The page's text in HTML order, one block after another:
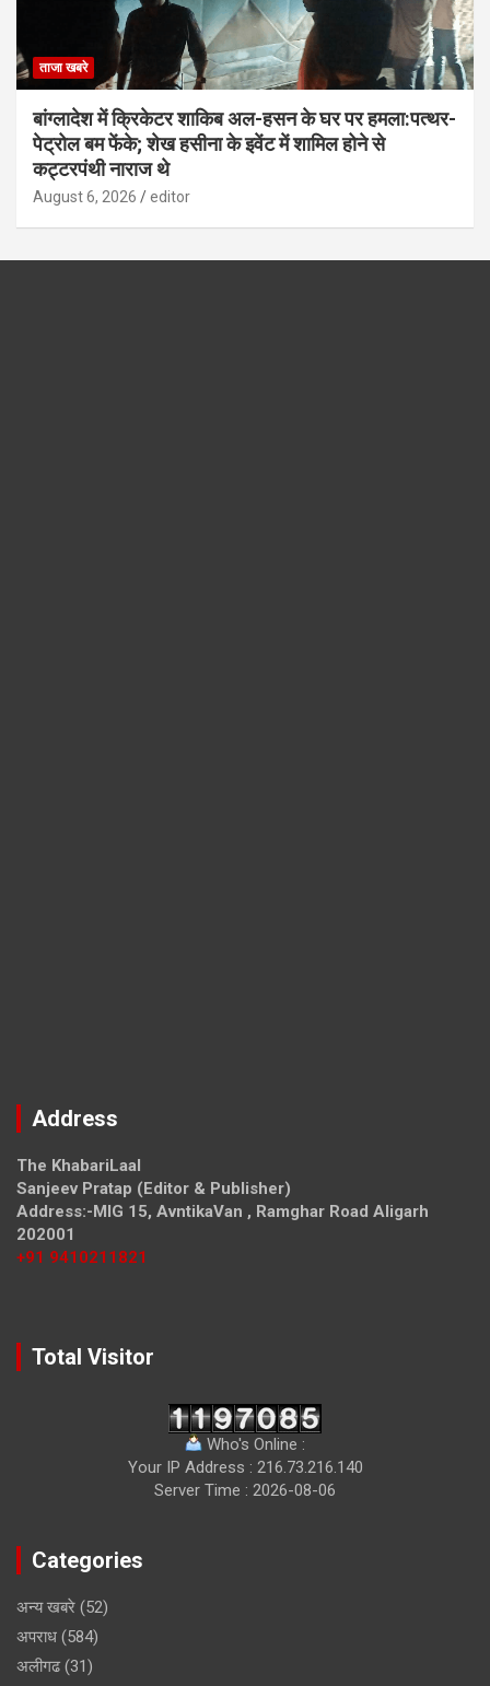
ताजा खबरे
बांग्लादेश में क्रिकेटर शाकिब अल-हसन के घर पर हमला:पत्थर-
पेट्रोल बम फेंके; शेख हसीना के इवेंट में शामिल होने से
कट्टरपंथी नाराज थे
August 6, 2026 editor
Address
The KhabariLaal
Sanjeev Pratap (Editor & Publisher)
Address:-MIG 15, AvntikaVan , Ramghar Road Aligarh
202001
+91 9410211821
Total Visitor
Who's Online :
Your IP Address : 216.73.216.140
Server Time : 2026-08-06
Categories
अन्य खबरे (52)
अपराध (584)
अलीगढ(31)